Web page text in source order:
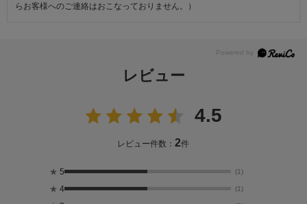
らお客様へのご連絡はおこなっておりません。）
レビュー
4.5
レビュー件数：2件
★ 5 (1)
★ 4 (1)